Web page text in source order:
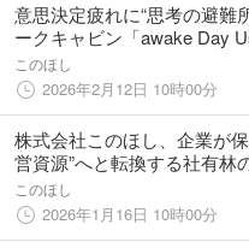
意思決定疲れに“思考の避
ークキャビン「awake Day
このほし
2026年2月12日 10時00分
株式会社このほし、企業が
営資源”へと転換する社有林
プログラムの提供を開始
このほし
2026年1月16日 10時00分